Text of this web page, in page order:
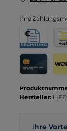
Ihre
Hersteller:
Ihre